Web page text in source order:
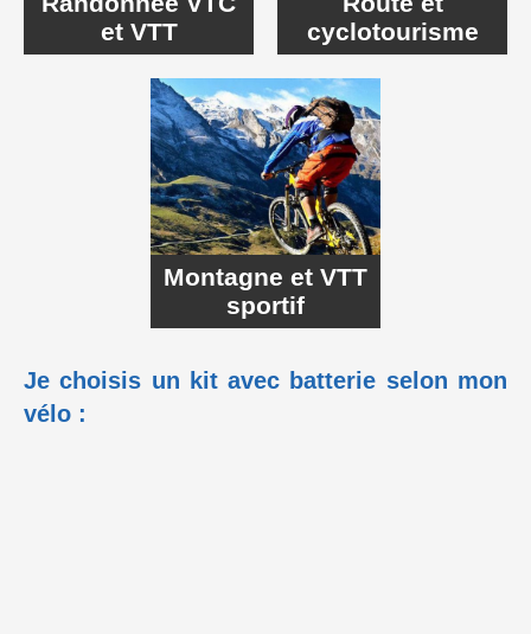
et VTT
cyclotourisme
Montagne et VTT
sportif
Je choisis un kit avec batterie selon mon
vélo :